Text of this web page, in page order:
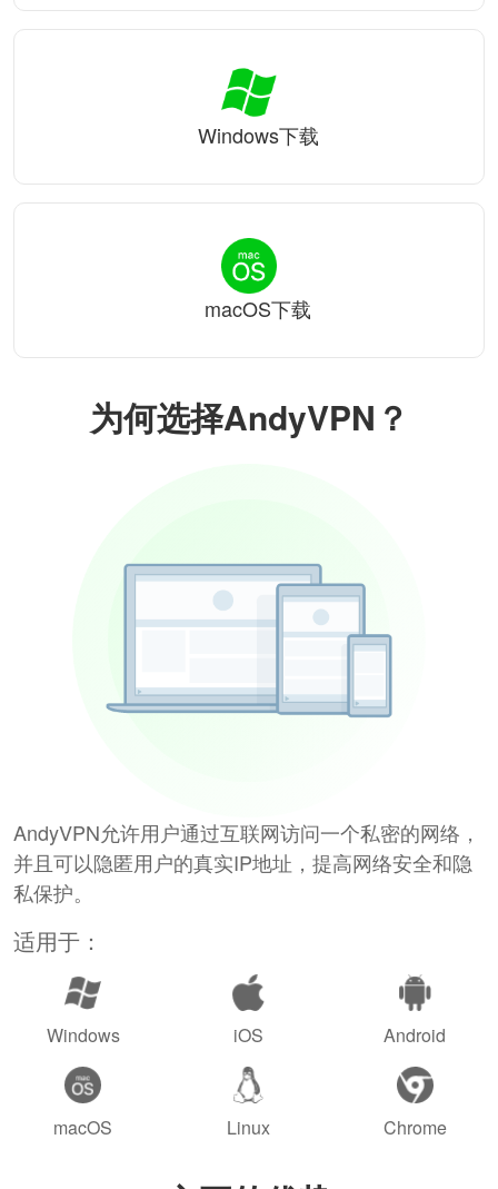
为何选择AndyVPN？
AndyVPN允许用户通过互联网访问一个私密的网络，
并且可以隐匿用户的真实IP地址，提高网络安全和隐
私保护。
适用于：
Windows iOS Android
macOS Linux Chrome
Windows下载
macOS下载